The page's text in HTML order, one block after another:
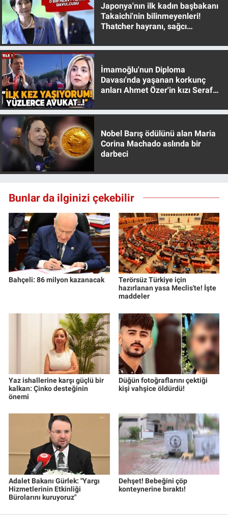
Japonya'nın ilk kadın başbakanı
Takaichi'nin bilinmeyenleri!
Thatcher hayranı, sağcı
İmamoğlu'nun Diploma
Davası'nda yaşanan korkunç
anları Ahmet Özer'in kızı Seraf
Nobel Barış ödülünü alan Maria
Corina Machado aslında bir
darbeci
Bunlar da ilginizi çekebilir
Bahçeli: 86 milyon kazanacak
Terörsüz Türkiye için
hazırlanan yasa Meclis'te! İşte
maddeler
Yaz ishallerine karşı güçlü bir
kalkan: Çinko desteğinin
önemi
Düğün fotoğraflarını çektiği
kişi vahşice öldürdü!
Adalet Bakanı Gürlek: "Yargı
Hizmetlerinin Etkinliği
Bürolarını kuruyoruz"
Dehşet! Bebeğini çöp
konteynerine bıraktı!